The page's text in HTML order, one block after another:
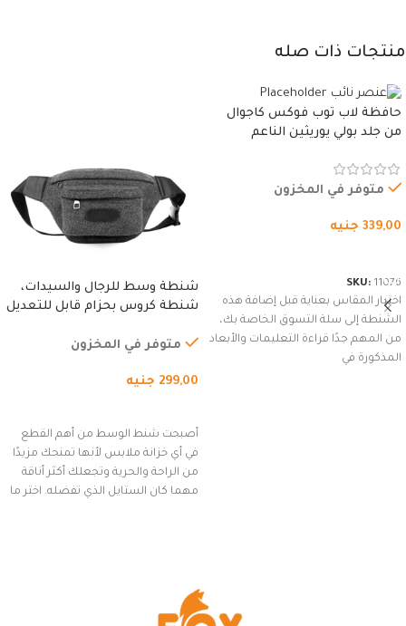
منتجات ذات صله
حافظة لاب توب فوكس كاجوال
من جلد بولي يوريثين الناعم
وسوستة.
متوفر في المخزون
339,00 جنيه
SKU: 11076
اختيار المقاس بعناية قبل إضافة هذه
الشنطة إلى سلة التسوق الخاصة بك،
من المهم جدًا قراءة التعليمات والأبعاد
المذكورة في
شنطة وسط للرجال والسيدات،
شنطة كروس بحزام قابل للتعديل
السفر، الجري العادي، المشي
(رمادي)
متوفر في المخزون
299,00 جنيه
أصبحت شنط الوسط من أهم القطع
في أي خزانة ملابس لأنها تمنحك مزيدًا
من الراحة والحرية وتجعلك أكثر أناقة
مهما كان الستايل الذي تفضله. اختر ما